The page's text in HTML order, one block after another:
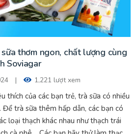
thơm ngon, chất lượng cùng
Soviagar
| 1,221 lượt xem
thích của các bạn trẻ, trà sữa có nhiều
Để trà sữa thêm hấp dẫn, các bạn có
loại thạch khác nhau như thạch trái